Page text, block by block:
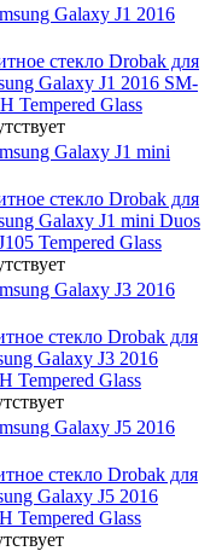
Galaxy J1 2016
стекло Drobak для
Galaxy J1 2016 SM-
Tempered Glass
Galaxy J1 mini
стекло Drobak для
Galaxy J1 mini Duos
Tempered Glass
Galaxy J3 2016
стекло Drobak для
Galaxy J3 2016
Tempered Glass
Galaxy J5 2016
стекло Drobak для
Galaxy J5 2016
Tempered Glass